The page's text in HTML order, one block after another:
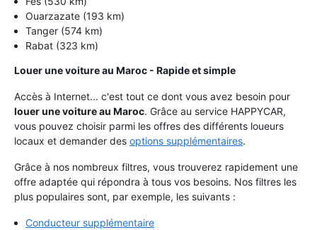
Ouarzazate (193 km)
Tanger (574 km)
Rabat (323 km)
Louer une voiture au Maroc - Rapide et simple
Accès à Internet... c'est tout ce dont vous avez besoin pour
louer une voiture au Maroc. Grâce au service HAPPYCAR,
vous pouvez choisir parmi les offres des différents loueurs
locaux et demander des options supplémentaires.
Grâce à nos nombreux filtres, vous trouverez rapidement une
offre adaptée qui répondra à tous vos besoins. Nos filtres les
plus populaires sont, par exemple, les suivants :
Conducteur supplémentaire